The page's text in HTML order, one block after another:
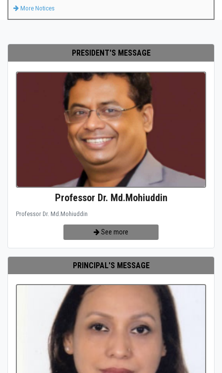
More Notices
PRESIDENT'S MESSAGE
Professor Dr. Md.Mohiuddin
Professor Dr. Md.Mohiuddin
See more
PRINCIPAL'S MESSAGE